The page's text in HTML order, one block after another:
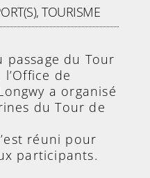
,TOURISME
passage du Tour
de
a organisé
du Tour de
réuni pour
participants.